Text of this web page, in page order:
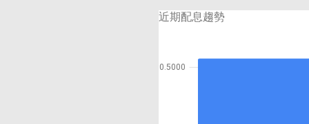
近期配息趨勢
0.5000